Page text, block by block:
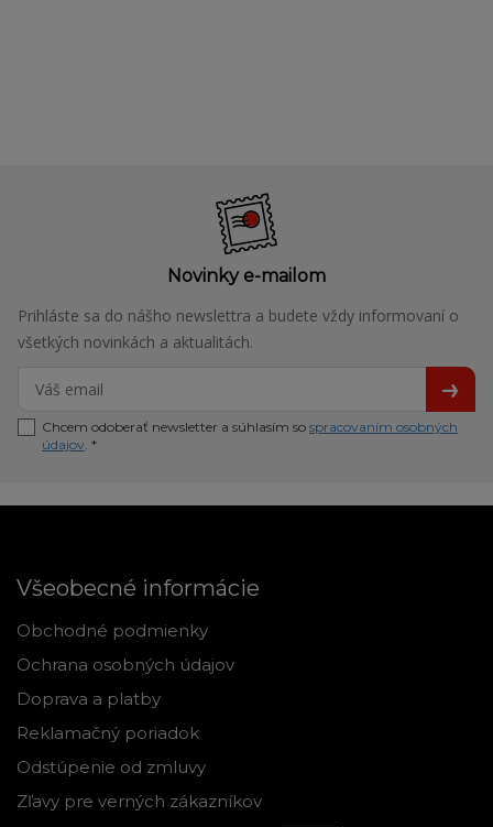
Novinky e-mailom
Prihláste sa do nášho newslettra a budete vždy informovaní o
všetkých novinkách a aktualitách.
Chcem odoberať newsletter a súhlasím so spracovaním osobných
údajov. *
Všeobecné informácie
Obchodné podmienky
Ochrana osobných údajov
Doprava a platby
Reklamačný poriadok
Odstúpenie od zmluvy
Zľavy pre verných zákazníkov